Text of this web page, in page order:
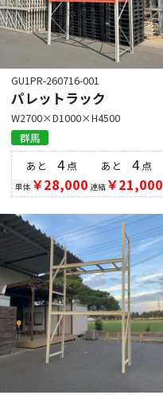
GU1PR-260716-001
パレットラック
W2700×D1000×H4500
群馬
あと4点
単体 ￥28,000
あと 4点
連結￥21,000